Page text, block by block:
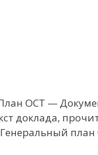
ОСТ —
доклада,
план